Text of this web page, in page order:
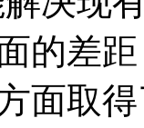
的差
面取